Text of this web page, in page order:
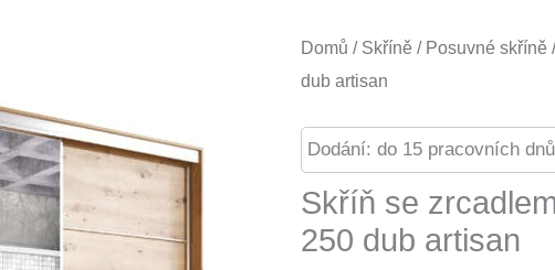
Domů / Skříně / Posuvné skříně
dub artisan
Dodání: do 15 pracovních dnů
Skříň se
250 dub artisan